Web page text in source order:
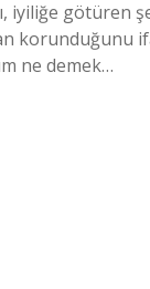
götüren
korunduğunu
ne demek…